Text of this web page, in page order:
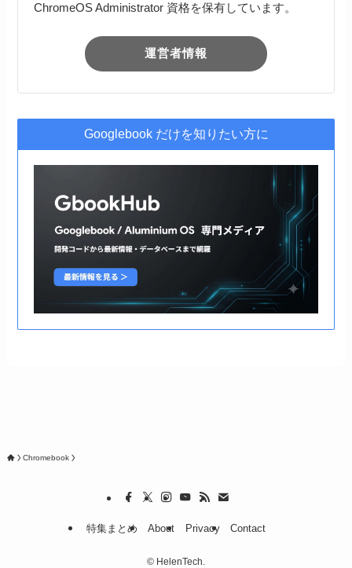
ChromeOS Administrator 資格を保有しています。
運営者情報
Googlebook だけを知りたい方に
Chromebook
特集まとめ About Privacy Contact
© HelenTech.